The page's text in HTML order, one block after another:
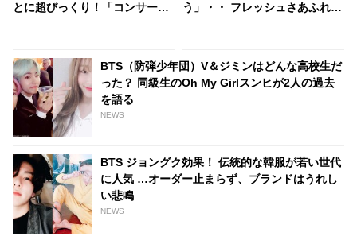
とに超びっくり！「コンサート
くさそうに喜びを噛みしめる様
子がかわいすぎるとファンほっ
こり
う」・・ フレッシュさあふれる
BTS（防弾少年団）V＆ジミンはどんな高校生だ
った？ 同級生のOh My Girlスンヒが2人の過去
を語る
NEWS
BTS ジョングク効果！ 伝統的な韓服が若い世代
に人気 …オーダー止まらず、ブランドはうれし
い悲鳴
NEWS